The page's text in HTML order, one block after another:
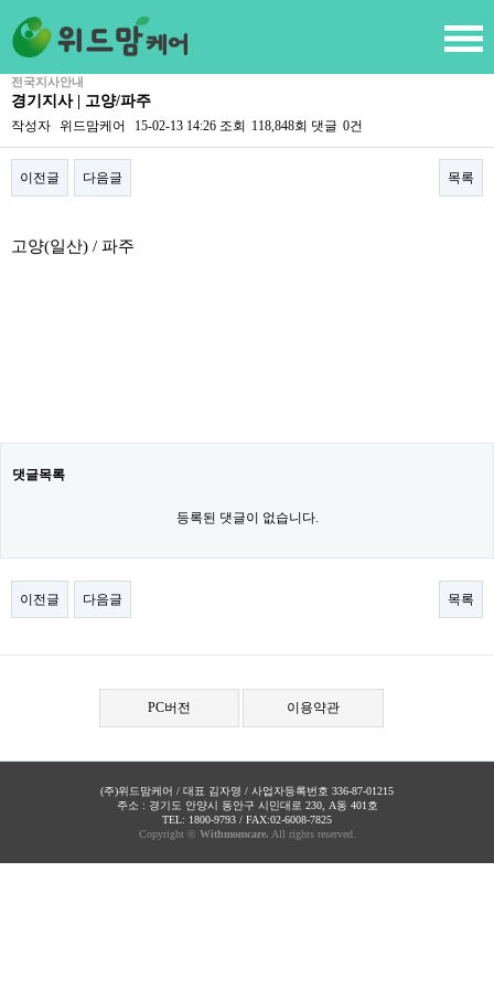
전국지사안내
경기지사 | 고양/파주
작성자 위드맘케어 15-02-13 14:26 조회 118,848회 댓글 0건
이전글 다음글 목록
고양(일산) / 파주
댓글목록
등록된 댓글이 없습니다.
이전글 다음글 목록
PC버전 이용약관
(주)위드맘케어 / 대표 김자영 / 사업자등록번호 336-87-01215
주소 : 경기도 안양시 동안구 시민대로 230, A동 401호
TEL: 1800-9793 / FAX:02-6008-7825
Copyright © Withmomcare. All rights reserved.